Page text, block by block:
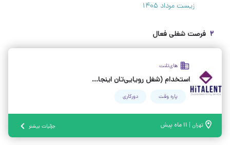
زیست مرداد ۱۴۰۵
۲ فرصت شغلی فعال
های‌تلنت
استخدام (شغل رویایی‌تان اینجاست)
پاره وقت دورکاری
تهران | ۱۱ ماه پیش جزئیات بیشتر